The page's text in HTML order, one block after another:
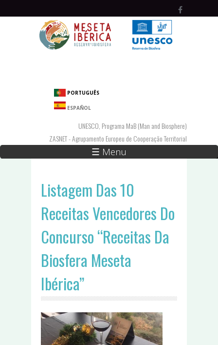
PORTUGUÊS
ESPAÑOL
UNESCO, Programa MaB (Man and Biosphere)
ZASNET - Agrupamento Europeu de Cooperação Territorial
☰ Menu
Listagem Das 10
Receitas Vencedores Do
Concurso “Receitas Da
Biosfera Meseta
Ibérica”